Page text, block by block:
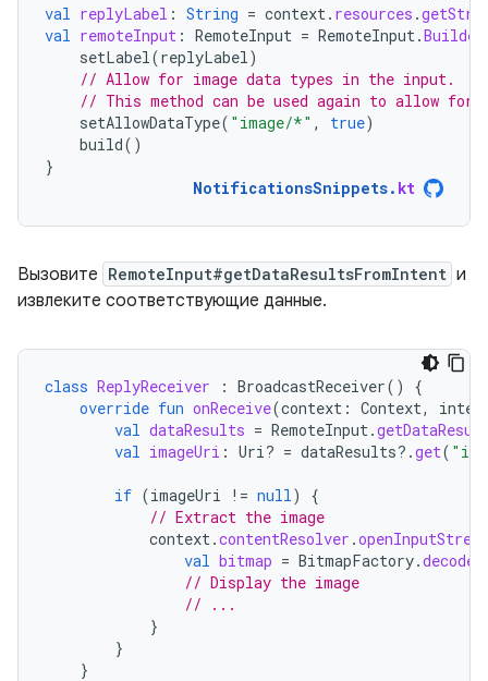
val replyLabel : String = context . resources .
val remoteInput : RemoteInput = RemoteInput .Builder
setLabel (replyLabel )
// Allow for image data types in the input.
// This method can be used again to allow for
setAllowDataType( "image/*" , true)
build()
}
NotificationsSnippets. kt
Вызовите RemoteInput#getDataResultsFromIntent и
извлеките соответствующие данные.
class ReplyReceiver : BroadcastReceiver()
{
override fun onReceive(context : Context,
val dataResults = RemoteInput .
val imageUri : Uri? = dataResults?.get(
if (imageUri != null )
{
// Extract the image
context .contentResolver .
val bitmap = BitmapFactory.
// Display the image
// ...
}
}
}